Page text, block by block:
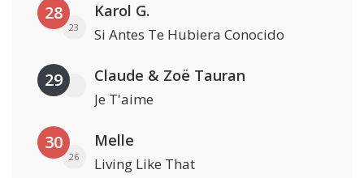
28
23
Karol G.
Si Antes Te Hubiera Conocido
29 Claude & Zoë Tauran
Je T'aime
30
26
Melle
Living Like That